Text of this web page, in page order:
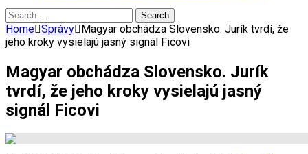
Search
for:
Home Správy Magyar obchádza Slovensko. Jurík tvrdí, že
jeho kroky vysielajú jasný signál Ficovi
Magyar obchádza Slovensko. Jurík
tvrdí, že jeho kroky vysielajú jasný
signál Ficovi